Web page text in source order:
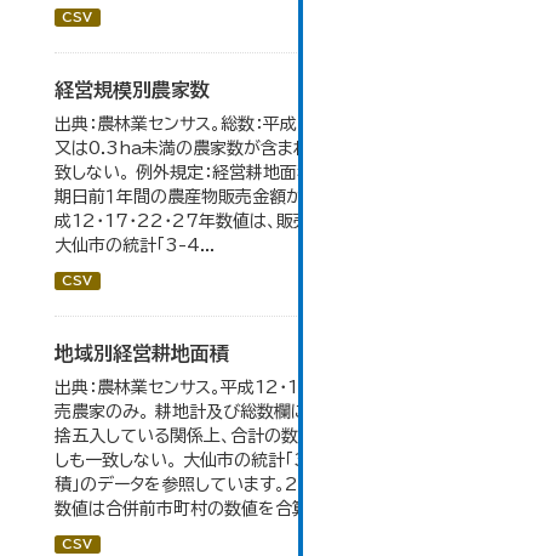
CSV
経営規模別農家数
出典：農林業センサス。総数：平成7年までは、自給的農家数
又は0.3ha未満の農家数が含まれているため横の計と合
致しない。 例外規定：経営耕地面積が0.3ha未満で、調査
期日前１年間の農産物販売金額が50万円以上の農家。 平
成12・17・22・27年数値は、販売農家のみが調査対象。
大仙市の統計「3-4...
CSV
地域別経営耕地面積
出典：農林業センサス。平成12・17・22・27年数値は、販
売農家のみ。 耕地計及び総数欄については、1ha未満を四
捨五入している関係上、合計の数値と内訳の加算値は必ず
しも一致しない。 大仙市の統計「3-5 地域別経営耕地面
積」のデータを参照しています。2005年以前の「市内全域」
数値は合併前市町村の数値を合算したものです。
CSV